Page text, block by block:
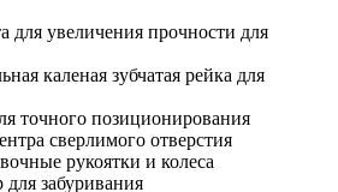
для увеличения прочности для
каленая зубчатая рейка для
точного позиционирования
сверлимого отверстия
рукоятки и колеса
забуривания